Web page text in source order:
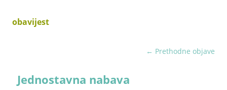
obavijest
← Prethodne objave
Jednostavna nabava